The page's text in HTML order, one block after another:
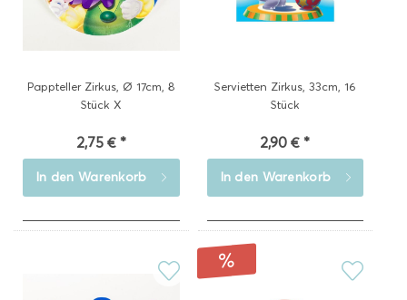
Pappteller Zirkus, Ø 17cm, 8
Stück X
2,75 € *
In den Warenkorb
Servietten Zirkus, 33cm, 16
Stück
2,90 € *
In den Warenkorb